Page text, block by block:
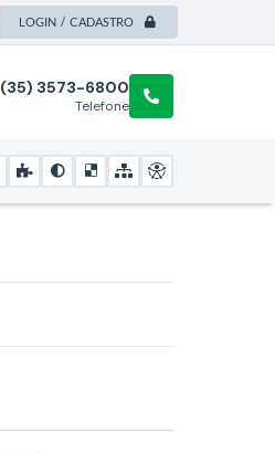
LOGIN / CADASTRO
Telefone
(35) 3573-6800